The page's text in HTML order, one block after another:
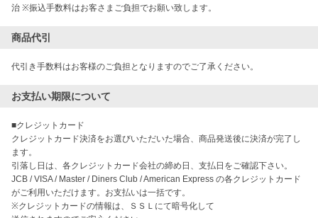
治 ※振込手数料はお客さまご負担でお願い致します。
商品代引
代引き手数料はお客様のご負担となりますのでご了承ください。
お支払い期限について
■クレジットカード
クレジットカード決済をお選びいただいた場合、商品発送後に決済が完了し
ます。
引落し日は、各クレジットカード会社の締め日、支払日をご確認下さい。
JCB / VISA / Master / Diners Club / American Express の各クレジットカード
がご利用いただけます。お支払いは一括です。
※クレジットカードの情報は、ＳＳＬにて暗号化して